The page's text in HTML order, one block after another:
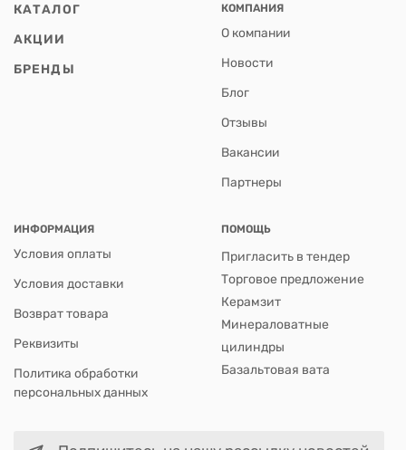
КАТАЛОГ
АКЦИИ
БРЕНДЫ
КОМПАНИЯ
О компании
Новости
Блог
Отзывы
Вакансии
Партнеры
ИНФОРМАЦИЯ
Условия оплаты
Условия доставки
Возврат товара
Реквизиты
Политика обработки
персональных данных
ПОМОЩЬ
Пригласить в тендер
Торговое предложение
Керамзит
Минераловатные
цилиндры
Базальтовая вата